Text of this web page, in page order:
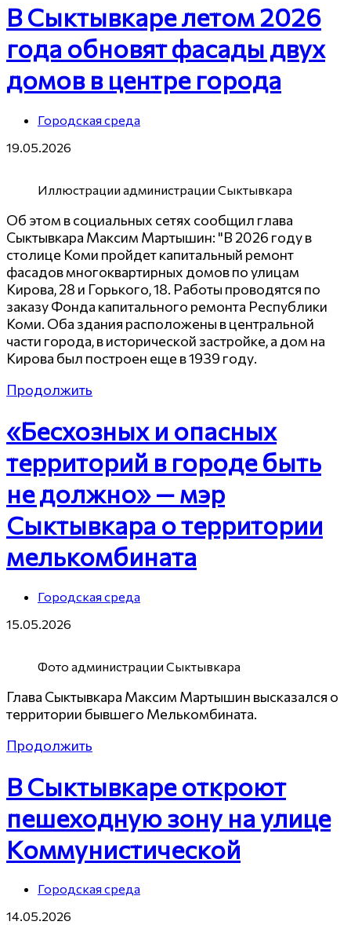
В Сыктывкаре летом 2026
года обновят фасады двух
домов в центре города
Городская среда
19.05.2026
Иллюстрации администрации Сыктывкара
Об этом в социальных сетях сообщил глава
Сыктывкара Максим Мартышин: "В 2026 году в
столице Коми пройдет капитальный ремонт
фасадов многоквартирных домов по улицам
Кирова, 28 и Горького, 18. Работы проводятся по
заказу Фонда капитального ремонта Республики
Коми. Оба здания расположены в центральной
части города, в исторической застройке, а дом на
Кирова был построен еще в 1939 году.
Продолжить
«Бесхозных и опасных
территорий в городе быть
не должно» — мэр
Сыктывкара о территории
мелькомбината
Городская среда
15.05.2026
Фото администрации Сыктывкара
Глава Сыктывкара Максим Мартышин высказался о
территории бывшего Мелькомбината.
Продолжить
В Сыктывкаре откроют
пешеходную зону на улице
Коммунистической
Городская среда
14.05.2026